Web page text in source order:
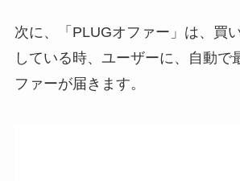
次に、「PLUGオファー」は、買
している時、ユーザーに、自動で
ファーが届きます。